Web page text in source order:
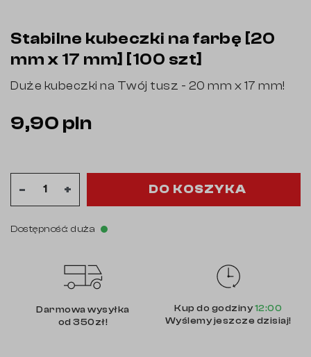
Stabilne kubeczki na farbę [20
mm x 17 mm] [100 szt]
Duże kubeczki na Twój tusz - 20 mm x 17 mm!
9,90 pln
Dostępność: duża
- + DO KOSZYKA
Darmowa wysyłka
od 350zł!
Kup do godziny12:00
Wyślemy jeszcze dzisiaj!